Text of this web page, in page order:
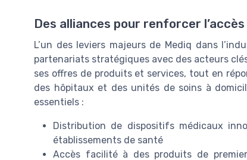
Des alliances pour renforcer
L’un des leviers majeurs de Mediq dans
partenariats stratégiques avec des acteurs
ses offres de produits et services, tout en
des hôpitaux et des unités de soins à
essentiels :
Distribution de dispositifs médicaux
établissements de santé
Accès facilité à des produits de